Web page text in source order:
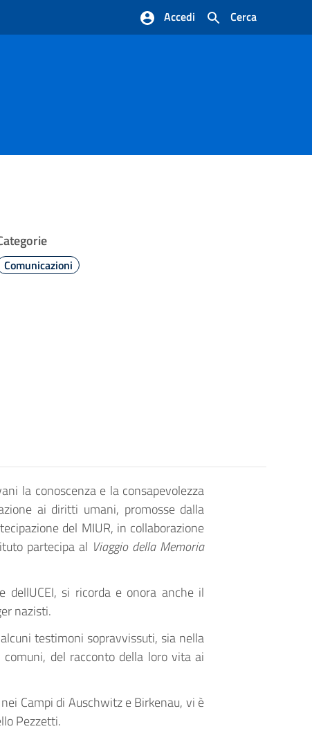
Cerca
Accedi
Comunicazioni
la conoscenza e la consapevolezza
ai diritti umani, promosse dalla
del MIUR, in collaborazione
partecipa al  Viaggio della Memoria
si ricorda e onora anche il
nazisti.
testimoni sopravvissuti, sia nella
del racconto della loro vita ai
Campi di Auschwitz e Birkenau, vi è
Pezzetti.